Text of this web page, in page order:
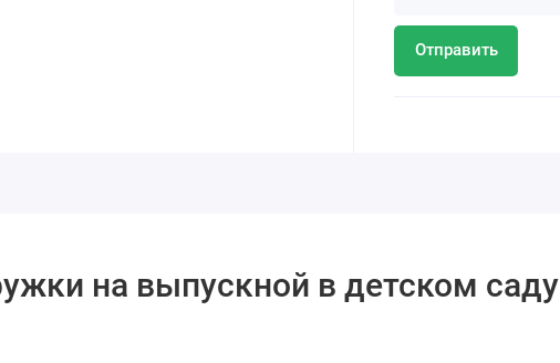
Отправить
на выпускной в детском саду